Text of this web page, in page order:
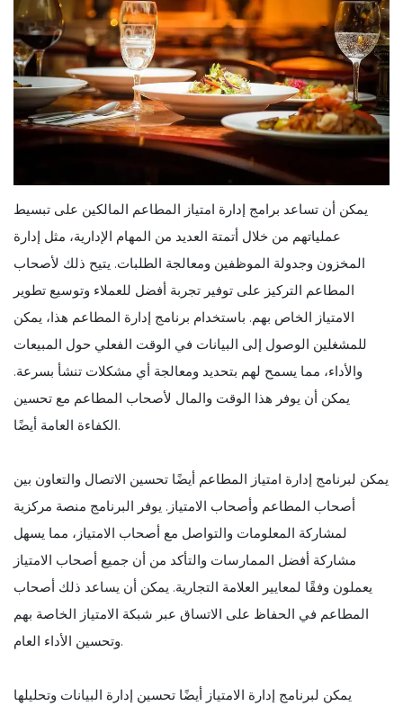
يمكن أن تساعد برامج إدارة امتياز المطاعم المالكين على تبسيط
عملياتهم من خلال أتمتة العديد من المهام الإدارية، مثل إدارة
المخزون وجدولة الموظفين ومعالجة الطلبات. يتيح ذلك لأصحاب
المطاعم التركيز على توفير تجربة أفضل للعملاء وتوسيع تطوير
الامتياز الخاص بهم. باستخدام برنامج إدارة المطاعم هذا، يمكن
للمشغلين الوصول إلى البيانات في الوقت الفعلي حول المبيعات
والأداء، مما يسمح لهم بتحديد ومعالجة أي مشكلات تنشأ بسرعة.
يمكن أن يوفر هذا الوقت والمال لأصحاب المطاعم مع تحسين
الكفاءة العامة أيضًا.
يمكن لبرنامج إدارة امتياز المطاعم أيضًا تحسين الاتصال والتعاون بين
أصحاب المطاعم وأصحاب الامتياز. يوفر البرنامج منصة مركزية
لمشاركة المعلومات والتواصل مع أصحاب الامتياز، مما يسهل
مشاركة أفضل الممارسات والتأكد من أن جميع أصحاب الامتياز
يعملون وفقًا لمعايير العلامة التجارية. يمكن أن يساعد ذلك أصحاب
المطاعم في الحفاظ على الاتساق عبر شبكة الامتياز الخاصة بهم
وتحسين الأداء العام.
يمكن لبرنامج إدارة الامتياز أيضًا تحسين إدارة البيانات وتحليلها